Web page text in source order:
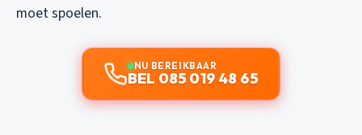
moet spoelen.
NU BEREIKBAAR
BEL 085 019 48 65